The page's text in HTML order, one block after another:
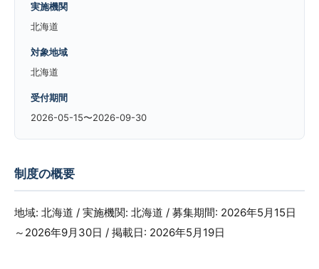
実施機関
北海道
対象地域
北海道
受付期間
2026-05-15〜2026-09-30
制度の概要
地域: 北海道 / 実施機関: 北海道 / 募集期間: 2026年5月15日
～2026年9月30日 / 掲載日: 2026年5月19日